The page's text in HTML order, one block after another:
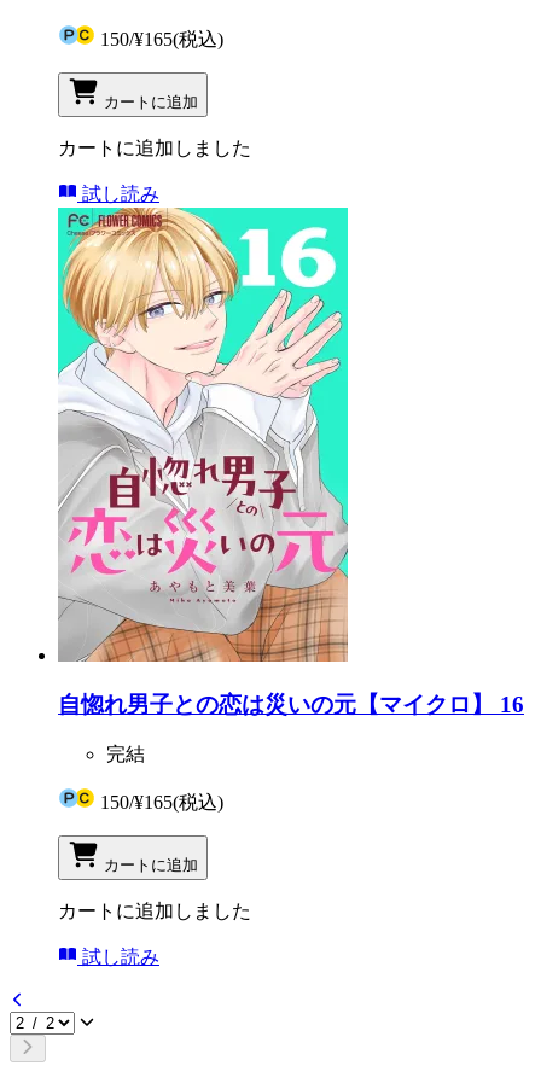
150/¥165(税込)
カートに追加
カートに追加しました
試し読み
自惚れ男子との恋は災いの元【マイクロ】 16
完結
150/¥165(税込)
カートに追加
カートに追加しました
試し読み